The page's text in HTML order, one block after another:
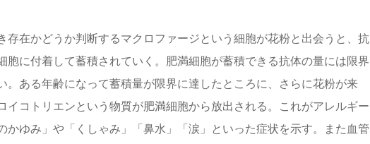
存在かどうか判断するマクロファージという細胞が花粉と出会うと、抗
に付着して蓄積されていく。肥満細胞が蓄積できる抗体の量には限界
。ある年齢になって蓄積量が限界に達したところに、さらに花粉が来
イコトリエンという物質が肥満細胞から放出される。これがアレルギー
ゆみ」や「くしゃみ」「鼻水」「涙」といった症状を示す。また血管